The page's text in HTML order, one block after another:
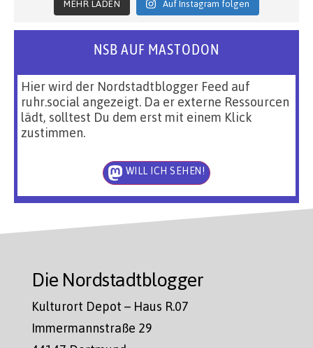
MEHR LADEN Auf Instagram folgen
NSB AUF MASTODON
Hier wird der Nordstadtblogger Feed auf
ruhr.social angezeigt. Da er externe Ressourcen
lädt, solltest Du dem erst mit einem Klick
zustimmen.
WILL ICH SEHEN!
Die Nordstadtblogger
Kulturort Depot – Haus R.07
Immermannstraße 29